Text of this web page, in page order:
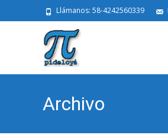
Llámanos: 58-4242560339
Archivo